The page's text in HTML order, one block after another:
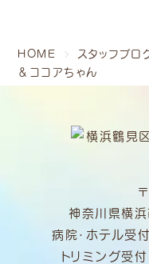
HOME スタッフブロ
＆ココアちゃん
神奈川県横
病院・ホテル
トリミング受